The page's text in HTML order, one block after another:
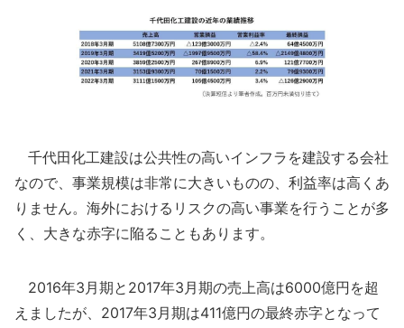
千代田化工建設は公共性の高いインフラを建設する会社
なので、事業規模は非常に大きいものの、利益率は高くあ
りません。海外におけるリスクの高い事業を行うことが多
く、大きな赤字に陥ることもあります。
2016年3月期と2017年3月期の売上高は6000億円を超
えましたが、2017年3月期は411億円の最終赤字となって